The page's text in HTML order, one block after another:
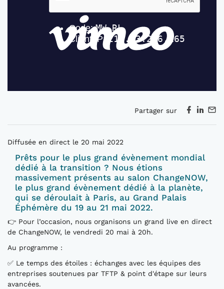
Partager sur
Diffusée en direct le 20 mai 2022
Prêts pour le plus grand évènement mondial
dédié à la transition ? Nous étions
massivement présents au salon ChangeNOW,
le plus grand évènement dédié à la planète,
qui se déroulait à Paris, au Grand Palais
Éphémère du 19 au 21 mai 2022.
👉 Pour l’occasion, nous organisons un grand live en direct
de ChangeNOW, le vendredi 20 mai à 20h.
Au programme :
✅ Le temps des étoiles : échanges avec les équipes des
entreprises soutenues par TFTP & point d'étape sur leurs
avancées.